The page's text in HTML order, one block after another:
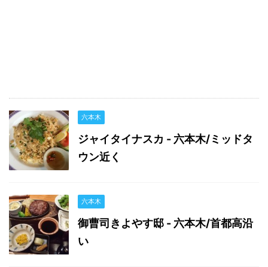
六本木
ジャイタイナスカ - 六本木/ミッドタ
ウン近く
六本木
御曹司きよやす邸 - 六本木/首都高沿
い